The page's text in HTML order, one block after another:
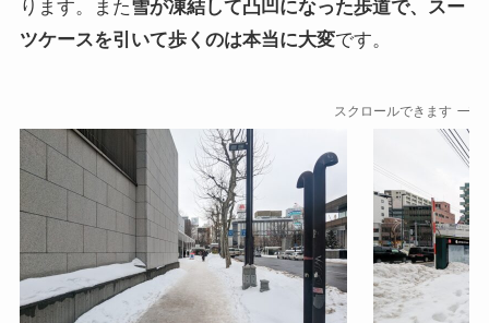
ります。また雪が凍結して凸凹になった歩道で、スー
ツケースを引いて歩くのは本当に大変です。
スクロールできます